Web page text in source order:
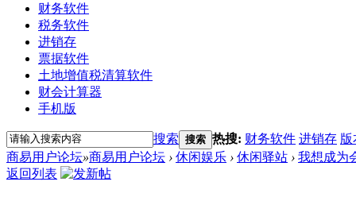
财务软件
税务软件
进销存
票据软件
土地增值税清算软件
财会计算器
手机版
搜索 搜索 热搜: 财务软件 进销存 版
商易用户论坛»商易用户论坛 › 休闲娱乐 › 休闲驿站 › 我想成为
返回列表